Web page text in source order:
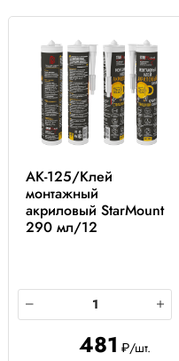
AK-125/Клей
монтажный
акриловый StarMount
290 мл/12
481 ₽/шт.